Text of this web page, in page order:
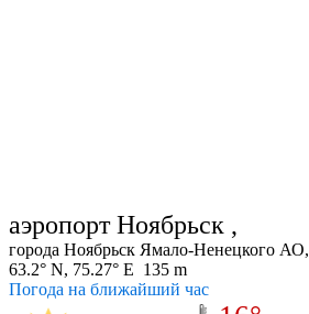
аэропорт Ноябрьск ,
города Ноябрьск Ямало-Ненецкого АО,
63.2° N, 75.27° E 135 m
Погода на ближайший час